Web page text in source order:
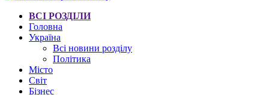
ВСІ РОЗДІЛИ
Головна
Україна
Всі новини розділу
Політика
Місто
Світ
Бізнес